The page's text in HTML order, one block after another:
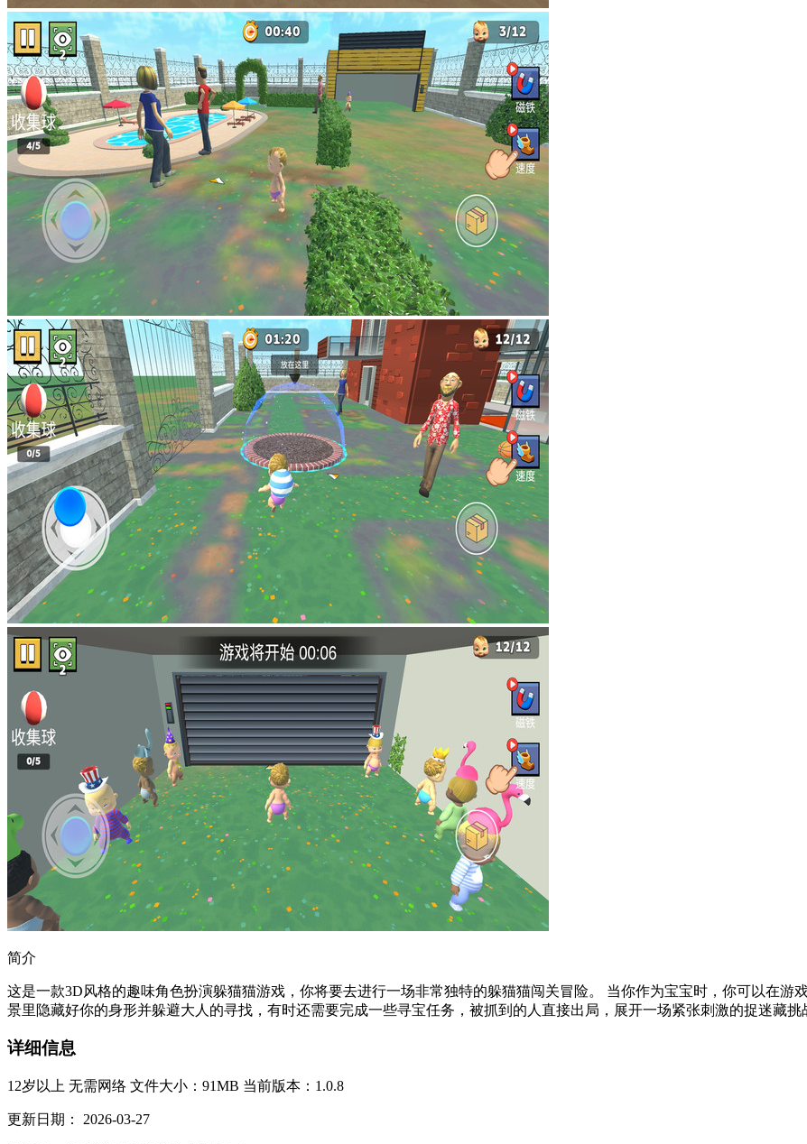
简介
这是一款3D风格的趣味角色扮演躲猫猫游戏，你将要去进行一场非常独特的躲猫猫闯关冒险。 当你作为宝宝时，你可以在游
景里隐藏好你的身形并躲避大人的寻找，有时还需要完成一些寻宝任务，被抓到的人直接出局，展开一场紧张刺激的捉迷藏挑
详细信息
12岁以上 无需网络 文件大小：91MB 当前版本：1.0.8
更新日期： 2026-03-27